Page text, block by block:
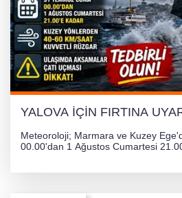
YALOVA İÇİN FIRTINA
Meteoroloji; Marmara ve Kuzey
00.00'dan 1 Ağustos Cumartesi